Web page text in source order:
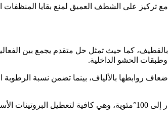
على الشطف العميق لمنع بقايا المنظفات
كما حيث تمثل حل متقدم يجمع بين الفعالية
الحشو الداخلية.
روابطها بالألياف، بينما تضمن نسبة
كما تتفوق هذه التقنية في مجال التنظيف التعقيم، كما حيث تصل درجة